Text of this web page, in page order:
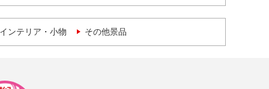
ンテリア・小物 その他景品